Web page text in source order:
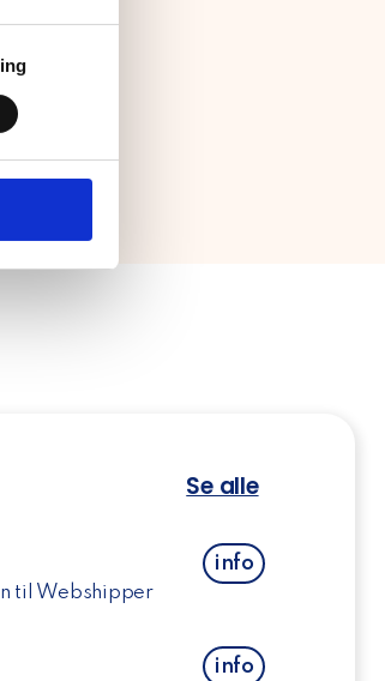
it with
Se alle
til Webshipper
info
info